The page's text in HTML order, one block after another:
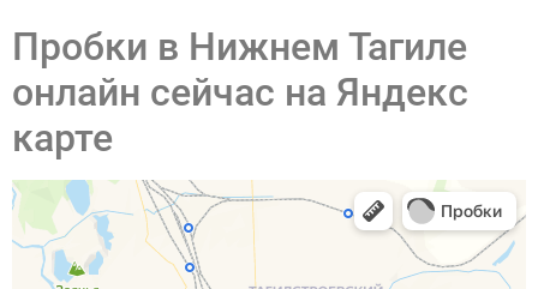
Пробки в Нижнем Тагиле
онлайн сейчас на Яндекс
карте